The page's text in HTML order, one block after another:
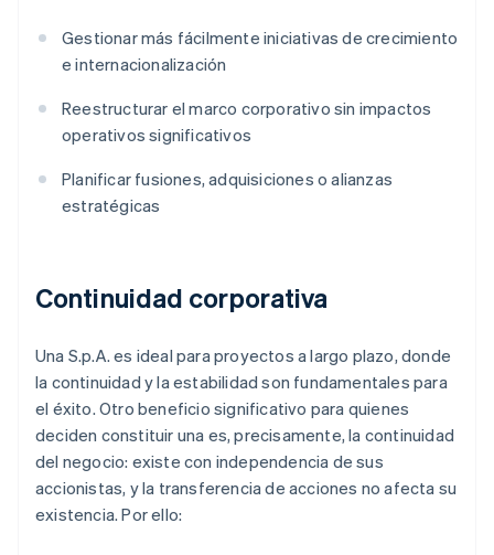
Gestionar más fácilmente iniciativas de crecimiento
e internacionalización
Reestructurar el marco corporativo sin impactos
operativos significativos
Planificar fusiones, adquisiciones o alianzas
estratégicas
Continuidad corporativa
Una S.p.A. es ideal para proyectos a largo plazo, donde
la continuidad y la estabilidad son fundamentales para
el éxito. Otro beneficio significativo para quienes
deciden constituir una es, precisamente, la continuidad
del negocio: existe con independencia de sus
accionistas, y la transferencia de acciones no afecta su
existencia. Por ello: